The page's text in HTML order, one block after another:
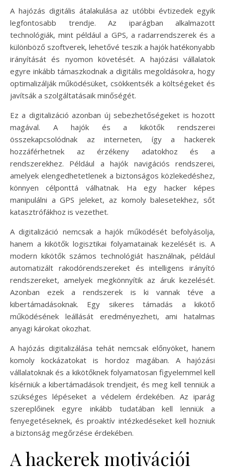
A hajózás digitális átalakulása az utóbbi évtizedek egyik
legfontosabb trendje. Az iparágban alkalmazott
technológiák, mint például a GPS, a radarrendszerek és a
különböző szoftverek, lehetővé teszik a hajók hatékonyabb
irányítását és nyomon követését. A hajózási vállalatok
egyre inkább támaszkodnak a digitális megoldásokra, hogy
optimalizálják működésüket, csökkentsék a költségeket és
javítsák a szolgáltatásaik minőségét.
Ez a digitalizáció azonban új sebezhetőségeket is hozott
magával. A hajók és a kikötők rendszerei
összekapcsolódnak az interneten, így a hackerek
hozzáférhetnek az érzékeny adatokhoz és a
rendszerekhez. Például a hajók navigációs rendszerei,
amelyek elengedhetetlenek a biztonságos közlekedéshez,
könnyen célponttá válhatnak. Ha egy hacker képes
manipulálni a GPS jeleket, az komoly balesetekhez, sőt
katasztrófákhoz is vezethet.
A digitalizáció nemcsak a hajók működését befolyásolja,
hanem a kikötők logisztikai folyamatainak kezelését is. A
modern kikötők számos technológiát használnak, például
automatizált rakodórendszereket és intelligens irányító
rendszereket, amelyek megkönnyítik az áruk kezelését.
Azonban ezek a rendszerek is ki vannak téve a
kibertámadásoknak. Egy sikeres támadás a kikötő
működésének leállását eredményezheti, ami hatalmas
anyagi károkat okozhat.
A hajózás digitalizálása tehát nemcsak előnyöket, hanem
komoly kockázatokat is hordoz magában. A hajózási
vállalatoknak és a kikötőknek folyamatosan figyelemmel kell
kísérniük a kibertámadások trendjeit, és meg kell tenniük a
szükséges lépéseket a védelem érdekében. Az iparág
szereplőinek egyre inkább tudatában kell lenniük a
fenyegetéseknek, és proaktív intézkedéseket kell hozniuk
a biztonság megőrzése érdekében.
A hackerek motivációi